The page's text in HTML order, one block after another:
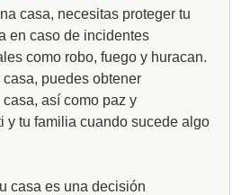
casa, necesitas proteger tu
en caso de incidentes
como robo, fuego y huracan.
puedes obtener
así como paz y
y tu familia cuando sucede algo
casa es una decisión